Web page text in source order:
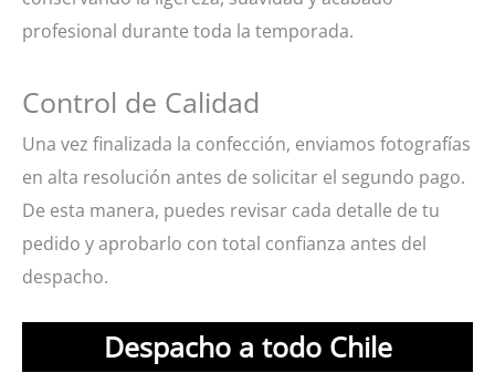
profesional durante toda la temporada.
Control de Calidad
Una vez finalizada la confección, enviamos fotografías
en alta resolución antes de solicitar el segundo pago.
De esta manera, puedes revisar cada detalle de tu
pedido y aprobarlo con total confianza antes del
despacho.
Despacho a todo Chile